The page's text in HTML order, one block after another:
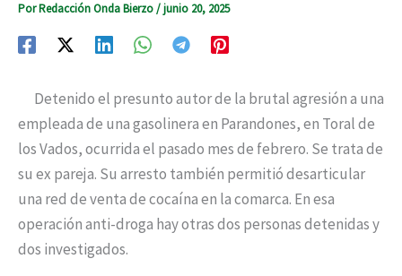
PorRedacción Onda Bierzo/junio 20, 2025
Detenido el presunto autor de la brutal agresión a una
empleada de una gasolinera en Parandones, en Toral de
los Vados, ocurrida el pasado mes de febrero. Se trata de
su ex pareja. Su arresto también permitió desarticular
una red de venta de cocaína en la comarca. En esa
operación anti-droga hay otras dos personas detenidas y
dos investigados.